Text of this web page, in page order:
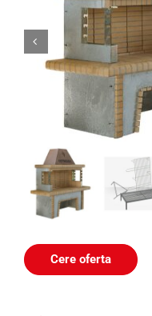

Cere oferta